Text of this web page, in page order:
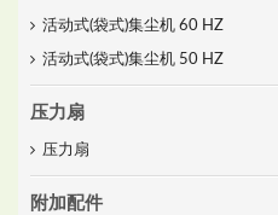
活动式(袋式)集尘机 60 HZ
活动式(袋式)集尘机 50 HZ
压力扇
压力扇
附加配件